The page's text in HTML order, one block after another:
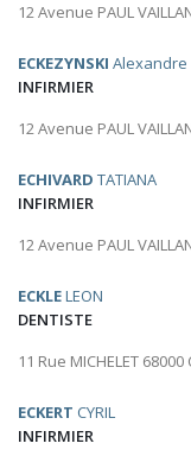
12 Avenue PAUL
ECKEZYNSKI Alexandre
INFIRMIER
12 Avenue PAUL
ECHIVARD TATIANA
INFIRMIER
12 Avenue PAUL
ECKLELEON
DENTISTE
11 Rue MICHELET
ECKERT CYRIL
INFIRMIER